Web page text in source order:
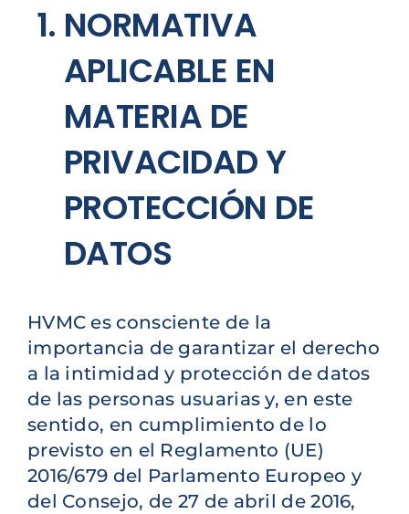
NORMATIVA
APLICABLE EN
MATERIA DE
PRIVACIDAD Y
PROTECCIÓN DE
DATOS
HVMC es consciente de la
importancia de garantizar el derecho
a la intimidad y protección de datos
de las personas usuarias y, en este
sentido, en cumplimiento de lo
previsto en el Reglamento (UE)
2016/679 del Parlamento Europeo y
del Consejo, de 27 de abril de 2016,